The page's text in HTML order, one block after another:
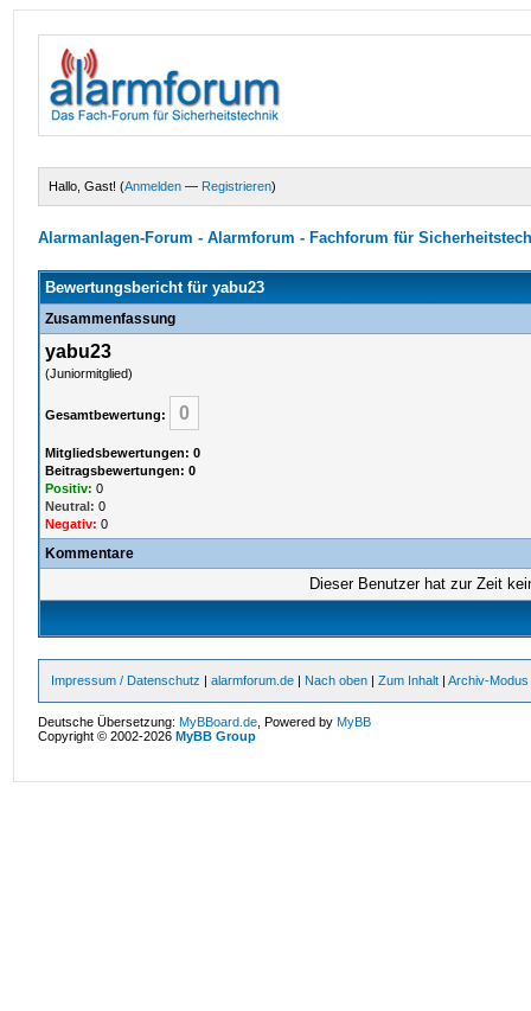
Hallo, Gast! (Anmelden — Registrieren)
Alarmanlagen-Forum - Alarmforum - Fachforum für
Bewertungsbericht für yabu23
Zusammenfassung
yabu23
(Juniormitglied)
Gesamtbewertung: 0
Mitgliedsbewertungen: 0
Beitragsbewertungen: 0
Positiv: 0
Neutral: 0
Negativ: 0
Kommentare
Dieser Benutzer hat zur Zeit
Impressum / Datenschutz |alarmforum.de | Nach oben |Zum Inhalt |Archiv-Modus
Deutsche Übersetzung:MyBBoard.de , Powered byMyBB
Copyright © 2002-2026MyBB Group